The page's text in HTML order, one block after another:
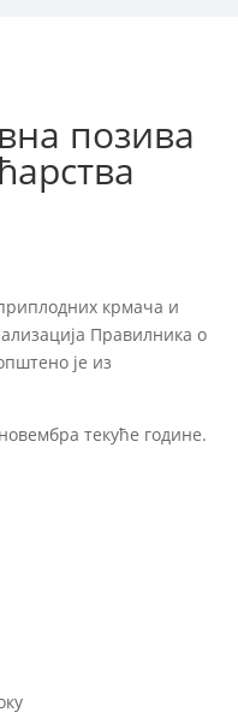
позива
крмача и
Правилника о
је из
текуће године.